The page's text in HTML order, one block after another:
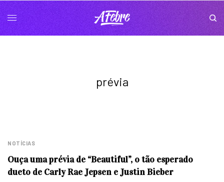
prévia
NOTÍCIAS
Ouça uma prévia de “Beautiful”, o tão esperado
dueto de Carly Rae Jepsen e Justin Bieber